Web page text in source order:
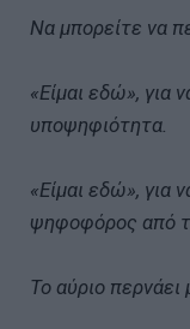
Να μπορείτε να
«Είμαι εδώ», για
υποψηφιότητα.
«Είμαι εδώ», για
ψηφοφόρος από
Το αύριο